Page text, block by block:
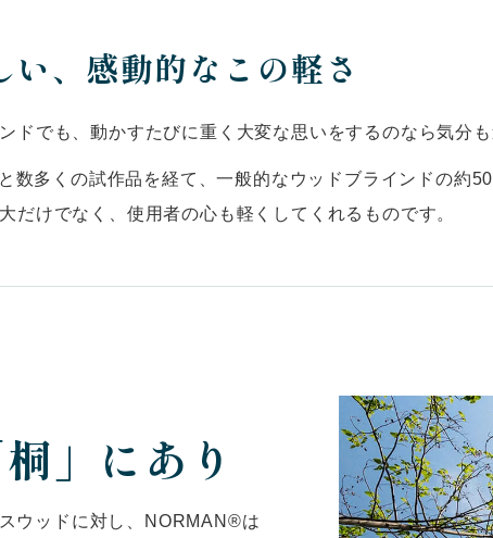
、感動的なこの軽さ
ドでも、動かすたびに重く大変な思いをするのなら気分も
数多くの試作品を経て、一般的なウッドブラインドの約
だけでなく、使用者の心も軽くしてくれるものです。
」にあり
ウッドに対し、NORMAN®は